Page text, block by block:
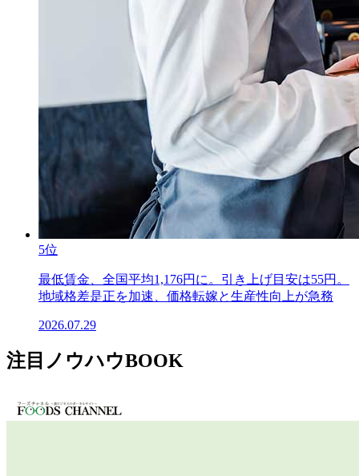
5位
最低賃金、全国平均1,176円に。引き上げ目安は55円。
地域格差是正を加速、価格転嫁と生産性向上が急務
2026.07.29
注目ノウハウBOOK